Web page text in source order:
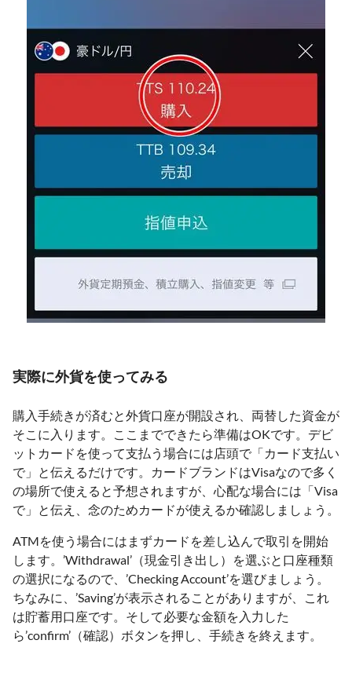
実際に外貨を使ってみる
購入手続きが済むと外貨口座が開設され、両替した資金が
そこに入ります。ここまでできたら準備はOKです。デビ
ットカードを使って支払う場合には店頭で「カード支払い
で」と伝えるだけです。カードブランドはVisaなので多く
の場所で使えると予想されますが、心配な場合には「Visa
で」と伝え、念のためカードが使えるか確認しましょう。
ATMを使う場合にはまずカードを差し込んで取引を開始
します。’Withdrawal’（現金引き出し）を選ぶと口座種類
の選択になるので、’Checking Account’を選びましょう。
ちなみに、’Saving’が表示されることがありますが、これ
は貯蓄用口座です。そして必要な金額を入力した
ら’confirm’（確認）ボタンを押し、手続きを終えます。